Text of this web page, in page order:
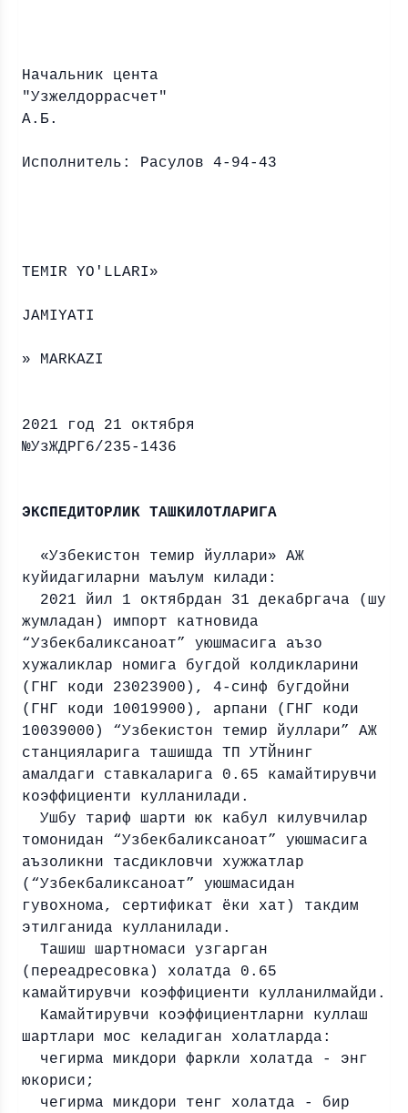
Начальник цента
А.Б.
Исполнитель: Расулов 4-94-43
TEMIR YO'LLARI»
JAMIYATI
» MARKAZI
2021 год 21 октября
№УзЖДРГ6/235-1436
ЭКСПЕДИТОРЛИК ТАШКИЛОТЛАРИГА
«Узбекистон темир йуллари» АЖ
куйидагиларни маълум килади:
2021 йил 1 октябрдан 31 декабргача (шу
жумладан) импорт катновида
“Узбекбаликсаноат” уюшмасига аъзо
хужаликлар номига бугдой колдикларини
(ГНГ коди 23023900), 4-синф бугдойни
(ГНГ коди 10019900), арпани (ГНГ коди
10039000) “Узбекистон темир йуллари” АЖ
станцияларига ташишда ТП УТЙнинг
амалдаги ставкаларига 0.65 камайтирувчи
коэффициенти кулланилади.
Ушбу тариф шарти юк кабул килувчилар
томонидан “Узбекбаликсаноат” уюшмасига
аъзоликни тасдикловчи хужжатлар
(“Узбекбаликсаноат” уюшмасидан
гувохнома, сертификат ёки хат) такдим
этилганида кулланилади.
Ташиш шартномаси узгарган
(переадресовка) холатда 0.65
камайтирувчи коэффициенти кулланилмайди.
Камайтирувчи коэффициентларни куллаш
шартлари мос келадиган холатларда:
чегирма микдори фаркли холатда - энг
юкориси;
чегирма микдори тенг холатда - бир